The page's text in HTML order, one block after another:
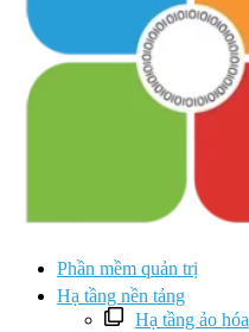
Phần mềm quản trị
Hạ tầng nền tảng
Hạ tầng ảo hóa